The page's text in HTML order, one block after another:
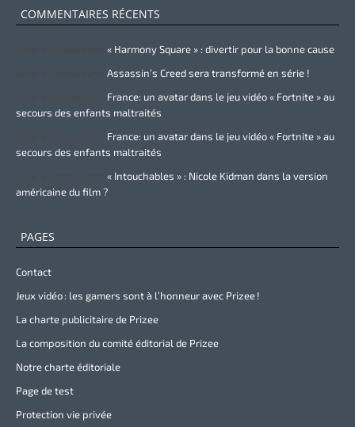
COMMENTAIRES RÉCENTS
« Harmony Square » : divertir pour la bonne cause
Assassin’s Creed sera transformé en série !
France: un avatar dans le jeu vidéo « Fortnite » au
secours des enfants maltraités
France: un avatar dans le jeu vidéo « Fortnite » au
secours des enfants maltraités
« Intouchables » : Nicole Kidman dans la version
américaine du film ?
PAGES
Contact
Jeux vidéo : les gamers sont à l’honneur avec Prizee !
La charte publicitaire de Prizee
La composition du comité éditorial de Prizee
Notre charte éditoriale
Page de test
Protection vie privée